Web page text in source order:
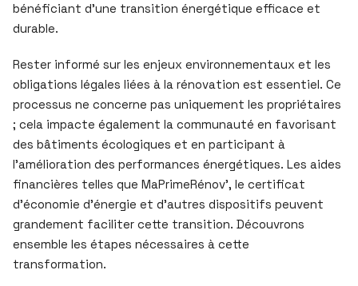
bénéficiant d’une transition énergétique efficace et
durable.
Rester informé sur les enjeux environnementaux et les
obligations légales liées à la rénovation est essentiel. Ce
processus ne concerne pas uniquement les propriétaires
; cela impacte également la communauté en favorisant
des bâtiments écologiques et en participant à
l’amélioration des performances énergétiques. Les aides
financières telles que MaPrimeRénov’, le certificat
d’économie d’énergie et d’autres dispositifs peuvent
grandement faciliter cette transition. Découvrons
ensemble les étapes nécessaires à cette
transformation.